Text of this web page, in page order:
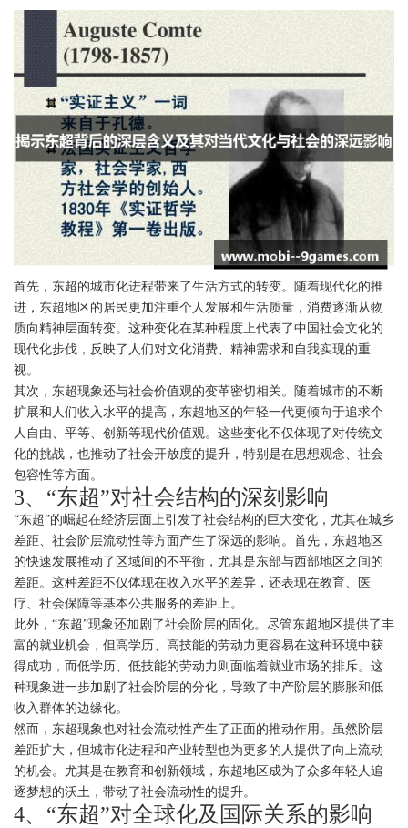
首先，东超的城市化进程带来了生活方式的转变。随着现代化的推
进，东超地区的居民更加注重个人发展和生活质量，消费逐渐从物
质向精神层面转变。这种变化在某种程度上代表了中国社会文化的
现代化步伐，反映了人们对文化消费、精神需求和自我实现的重
视。
其次，东超现象还与社会价值观的变革密切相关。随着城市的不断
扩展和人们收入水平的提高，东超地区的年轻一代更倾向于追求个
人自由、平等、创新等现代价值观。这些变化不仅体现了对传统文
化的挑战，也推动了社会开放度的提升，特别是在思想观念、社会
包容性等方面。
3、“东超”对社会结构的深刻影响
“东超”的崛起在经济层面上引发了社会结构的巨大变化，尤其在城乡
差距、社会阶层流动性等方面产生了深远的影响。首先，东超地区
的快速发展推动了区域间的不平衡，尤其是东部与西部地区之间的
差距。这种差距不仅体现在收入水平的差异，还表现在教育、医
疗、社会保障等基本公共服务的差距上。
此外，“东超”现象还加剧了社会阶层的固化。尽管东超地区提供了丰
富的就业机会，但高学历、高技能的劳动力更容易在这种环境中获
得成功，而低学历、低技能的劳动力则面临着就业市场的排斥。这
种现象进一步加剧了社会阶层的分化，导致了中产阶层的膨胀和低
收入群体的边缘化。
然而，东超现象也对社会流动性产生了正面的推动作用。虽然阶层
差距扩大，但城市化进程和产业转型也为更多的人提供了向上流动
的机会。尤其是在教育和创新领域，东超地区成为了众多年轻人追
逐梦想的沃土，带动了社会流动性的提升。
4、“东超”对全球化及国际关系的影响